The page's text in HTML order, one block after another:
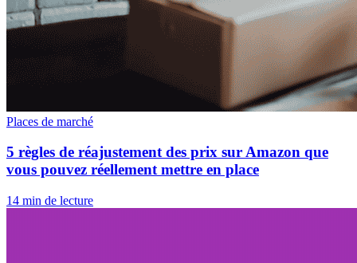
Places de marché
5 règles de réajustement des prix sur Amazon que
vous pouvez réellement mettre en place
14 min de lecture